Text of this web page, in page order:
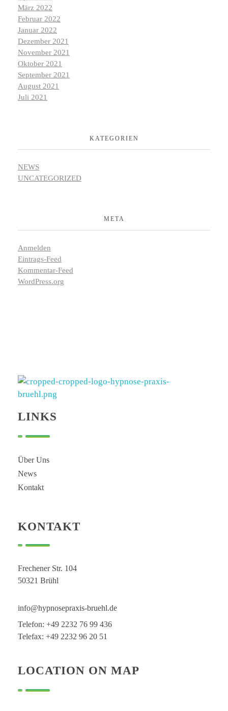
März 2022
Februar 2022
Januar 2022
Dezember 2021
November 2021
Oktober 2021
September 2021
August 2021
Juli 2021
KATEGORIEN
NEWS
UNCATEGORIZED
META
Anmelden
Eintrags-Feed
Kommentar-Feed
WordPress.org
LINKS
Über Uns
News
Kontakt
KONTAKT
Frechener Str. 104
50321 Brühl
info@hypnosepraxis-bruehl.de
Telefon: +49 2232 76 99 436
Telefax: +49 2232 96 20 51
LOCATION ON MAP